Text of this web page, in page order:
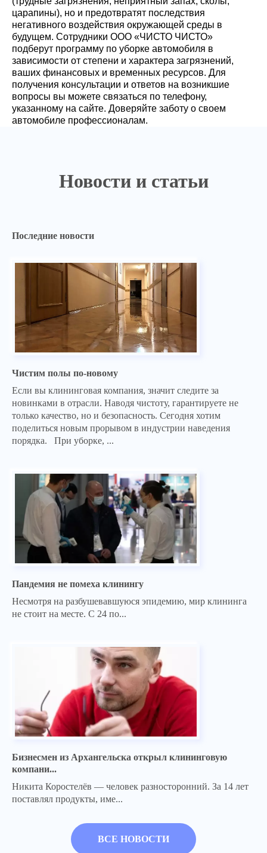
царапины), но и предотвратят последствия
негативного воздействия окружающей среды в
будущем. Сотрудники ООО «ЧИСТО ЧИСТО»
подберут программу по уборке автомобиля в
зависимости от степени и характера загрязнений,
ваших финансовых и временных ресурсов. Для
получения консультации и ответов на возникшие
вопросы вы можете связаться по телефону,
указанному на сайте. Доверяйте заботу о своем
автомобиле профессионалам.
Новости и статьи
Последние новости
Чистим полы по-новому
Если вы клининговая компания, значит следите за
новинками в отрасли. Наводя чистоту, гарантируете не
только качество, но и безопасность. Сегодня хотим
поделиться новым прорывом в индустрии наведения
порядка. При уборке, ...
Пандемия не помеха клинингу
Несмотря на разбушевавшуюся эпидемию, мир клининга
не стоит на месте. С 24 по...
Бизнесмен из Архангельска открыл клининговую
компани...
Никита Коростелёв — человек разносторонний. За 14 лет
поставлял продукты, име...
ВСЕ НОВОСТИ